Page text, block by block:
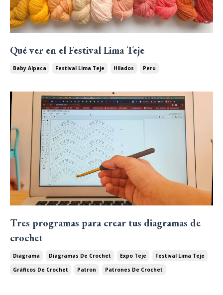
Qué ver en el Festival Lima Teje
Baby Alpaca Festival Lima Teje Hilados Peru
Tres programas para crear tus diagramas de
crochet
Diagrama Diagramas De Crochet Expo Teje
Festival Lima Teje
Gráficos De Crochet
Patron Patrones De Crochet